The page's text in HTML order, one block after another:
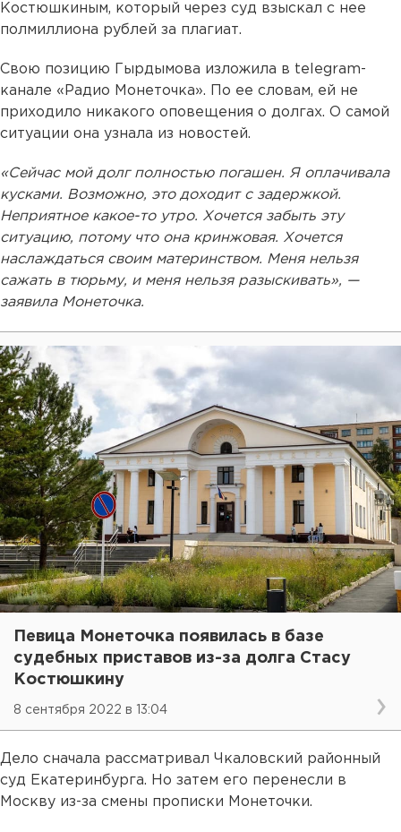
Костюшкиным, который через суд взыскал с нее
полмиллиона рублей за плагиат.
Свою позицию Гырдымова изложила в telegram-
канале «Радио Монеточка». По ее словам, ей не
приходило никакого оповещения о долгах. О самой
ситуации она узнала из новостей.
«Сейчас мой долг полностью погашен. Я оплачивала
кусками. Возможно, это доходит с задержкой.
Неприятное какое-то утро. Хочется забыть эту
ситуацию, потому что она кринжовая. Хочется
наслаждаться своим материнством. Меня нельзя
сажать в тюрьму, и меня нельзя разыскивать», —
заявила Монеточка.
Певица Монеточка появилась в базе
судебных приставов из-за долга Стасу
Костюшкину
8 сентября 2022 в 13:04
Дело сначала рассматривал Чкаловский районный
суд Екатеринбурга. Но затем его перенесли в
Москву из-за смены прописки Монеточки.